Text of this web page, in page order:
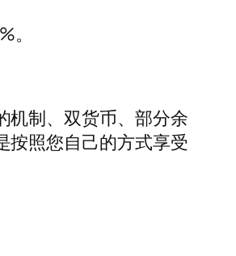
。
机制、双货币、部分余
按照您自己的方式享受